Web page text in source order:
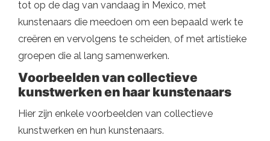
tot op de dag van vandaag in Mexico, met
kunstenaars die meedoen om een ​​bepaald werk te
creëren en vervolgens te scheiden, of met artistieke
groepen die al lang samenwerken.
Voorbeelden van collectieve
kunstwerken en haar kunstenaars
Hier zijn enkele voorbeelden van collectieve
kunstwerken en hun kunstenaars.